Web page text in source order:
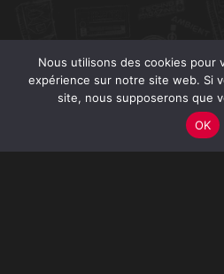
Nous utilisons des cookies pour
expérience sur notre site web. Si
site, nous supposerons que
OK